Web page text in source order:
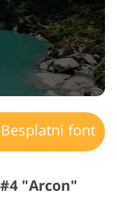
Besplatni font
"Arcon"